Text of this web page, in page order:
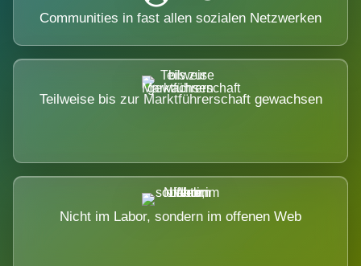
Communities in fast allen sozialen Netzwerken
Teilweise bis zur Marktführerschaft gewachsen
Nicht im Labor, sondern im offenen Web